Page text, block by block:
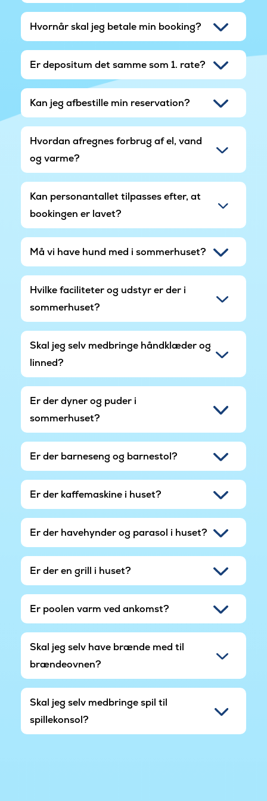
sommerhuset.
Huset har en 11kw bil ladestander og som noget
ekstra er det installeret et aircondition/luftrenser
i stuen. Varmepumpen er forsynet med det nye
Nanoe luftrensningssystem, her renses luften
med elektrostatiske finpartikler af vand og
sørger for at der altid er ren og frisk luft.
Hvornår skal jeg betale min booking?
Er depositum det samme som 1. rate?
Kan jeg afbestille min reservation?
Hvordan afregnes forbrug af el, vand
og varme?
Kan personantallet tilpasses efter, at
bookingen er lavet?
Må vi have hund med i sommerhuset?
Hvilke faciliteter og udstyr er der i
sommerhuset?
Skal jeg selv medbringe håndklæder og
linned?
Er der dyner og puder i
sommerhuset?
Er der barneseng og barnestol?
Er der kaffemaskine i huset?
Er der havehynder og parasol i huset?
Er der en grill i huset?
Er poolen varm ved ankomst?
Skal jeg selv have brænde med til
brændeovnen?
Skal jeg selv medbringe spil til
spillekonsol?